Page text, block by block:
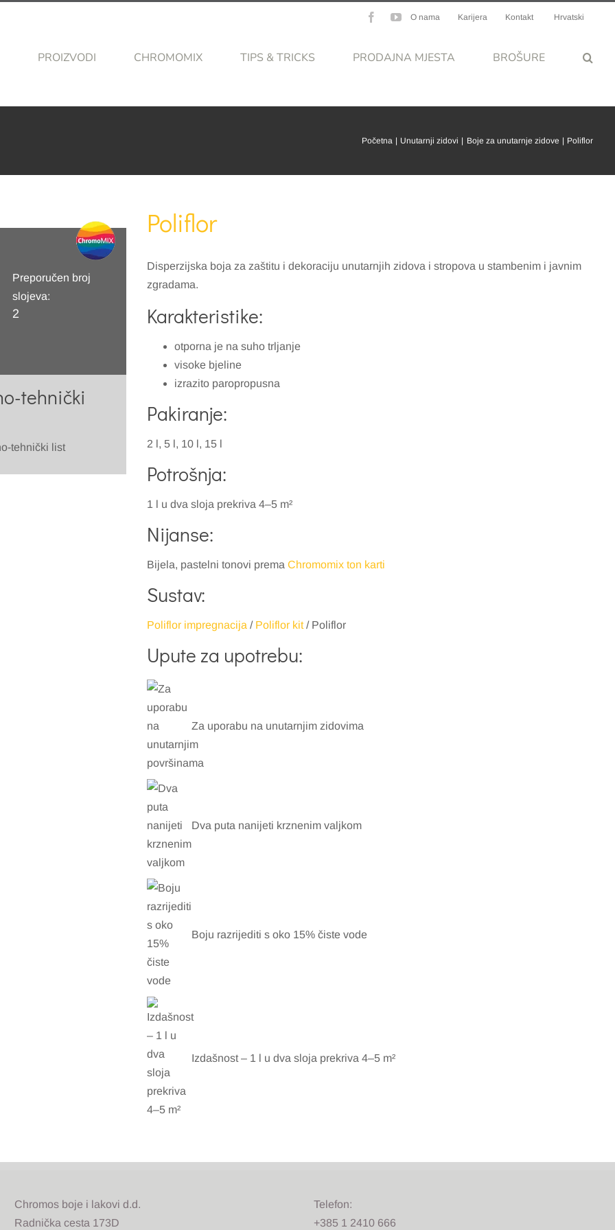
O nama Karijera Kontakt Hrvatski
FacebookYouTube
PROIZVODI CHROMOMIX TIPS & TRICKS PRODAJNA MJESTA BROŠURE
Početna Unutarnji zidovi Boje za unutarnje zidove Poliflor
Preporučen broj
slojeva:
2
tehnički
tehnički list
Poliflor
Disperzijska boja za zaštitu i dekoraciju unutarnjih zidova i stropova u stambenim i javnim
zgradama.
Karakteristike:
otporna je na suho trljanje
visoke bjeline
izrazito paropropusna
Pakiranje:
2 l, 5 l, 10 l, 15 l
Potrošnja:
1 l u dva sloja prekriva 4–5 m²
Nijanse:
Bijela, pastelni tonovi prema Chromomix ton karti
Sustav:
Poliflor impregnacija / Poliflor kit/ Poliflor
Upute za upotrebu:
Za uporabu na unutarnjim zidovima
Dva puta nanijeti krznenim valjkom
Boju razrijediti s oko 15% čiste vode
Izdašnost – 1 l u dva sloja prekriva 4–5 m²
Chromos boje i lakovi d.d.
Radnička cesta 173D
Telefon:
+385 1 2410 666